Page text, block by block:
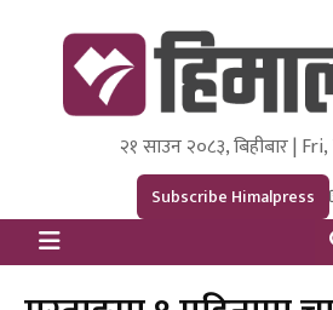
Himal Press
Dot NewsyNepal Media and
२१ साउन २०८३, बिहीबार |
Subscribe Himalpress